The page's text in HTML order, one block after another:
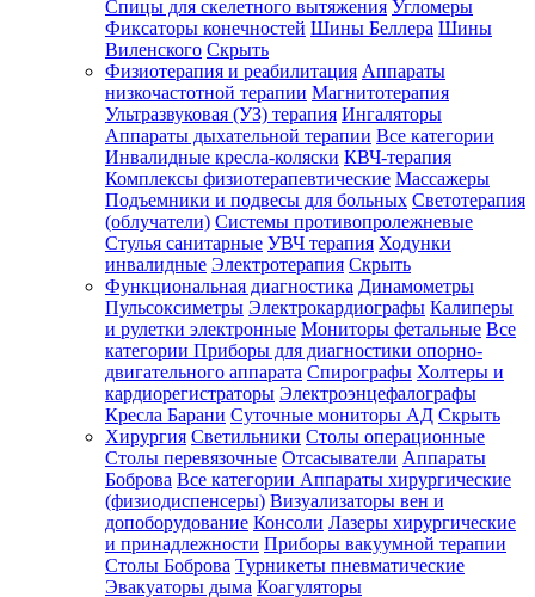
Спицы для скелетного вытяжения Угломеры
Фиксаторы конечностей Шины Беллера Шины
Виленского Скрыть
Физиотерапия и реабилитация Аппараты
низкочастотной терапии Магнитотерапия
Ультразвуковая (УЗ) терапия Ингаляторы
Аппараты дыхательной терапии Все категории
Инвалидные кресла-коляски КВЧ-терапия
Комплексы физиотерапевтические Массажеры
Подъемники и подвесы для больных Светотерапия
(облучатели) Системы противопролежневые
Стулья санитарные УВЧ терапия Ходунки
инвалидные Электротерапия Скрыть
Функциональная диагностика Динамометры
Пульсоксиметры Электрокардиографы Калиперы
и рулетки электронные Мониторы фетальные Все
категории Приборы для диагностики опорно-
двигательного аппарата Спирографы Холтеры и
кардиорегистраторы Электроэнцефалографы
Кресла Барани Суточные мониторы АД Скрыть
Хирургия Светильники Столы операционные
Столы перевязочные Отсасыватели Аппараты
Боброва Все категории Аппараты хирургические
(физиодиспенсеры) Визуализаторы вен и
допоборудование Консоли Лазеры хирургические
и принадлежности Приборы вакуумной терапии
Столы Боброва Турникеты пневматические
Эвакуаторы дыма Коагуляторы